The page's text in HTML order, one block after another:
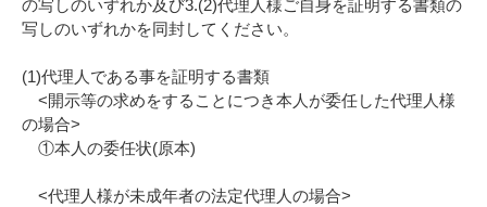
の写しのいずれか及び3.(2)代理人様ご自身を証明する書類の
写しのいずれかを同封してください。
(1)代理人である事を証明する書類
<開示等の求めをすることにつき本人が委任した代理人様
の場合>
①本人の委任状(原本)
<代理人様が未成年者の法定代理人の場合>